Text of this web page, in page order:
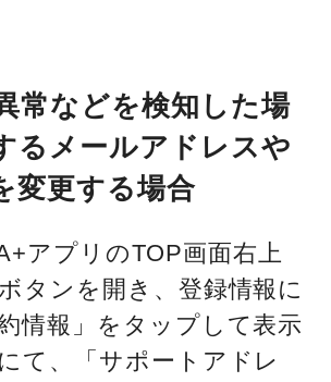
常などを検知した場
るメールアドレスや
変更する場合
アプリのTOP画面右上
タンを開き、登録情報に
情報」をタップして表示
て、「サポートアドレ